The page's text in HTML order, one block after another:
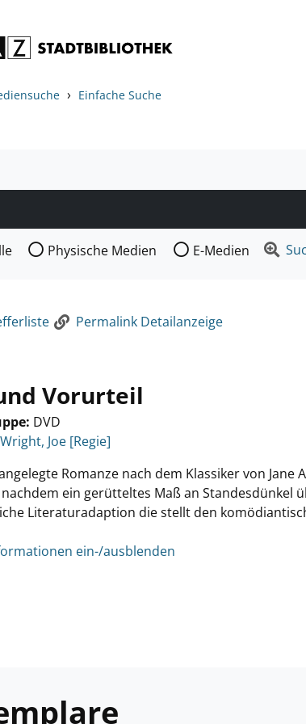
› Einfache Suche
Sie die Medienart nach der Sie suchen wollen.
Physische Medien E-Medien
Permalink Detailanzeige
Vorurteil
DVD
Suche nach diesem Verfasser
Wright, Joe [Regie]
Romanze nach dem Klassiker von
ein gerütteltes Maß an Standesdünkel
Literaturadaption die stellt den
ein-/ausblenden